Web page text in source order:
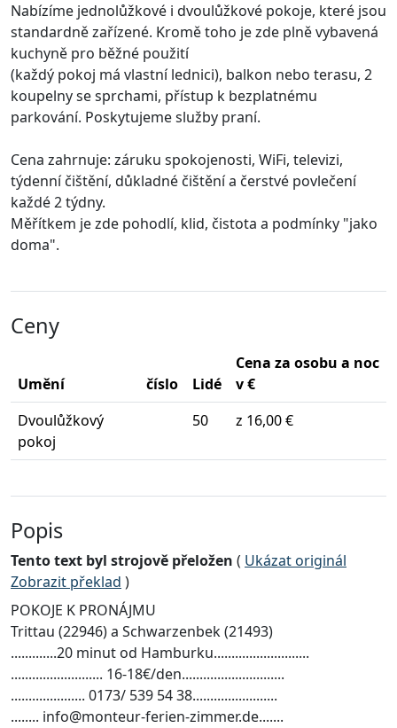
Nabízíme jednolůžkové i dvoulůžkové pokoje, které jsou
standardně zařízené. Kromě toho je zde plně vybavená
kuchyně pro běžné použití
(každý pokoj má vlastní lednici), balkon nebo terasu, 2
koupelny se sprchami, přístup k bezplatnému
parkování. Poskytujeme služby praní.
Cena zahrnuje: záruku spokojenosti, WiFi, televizi,
týdenní čištění, důkladné čištění a čerstvé povlečení
každé 2 týdny.
Měřítkem je zde pohodlí, klid, čistota a podmínky "jako
doma".
Ceny
Umění číslo Lidé
Cena za osobu a noc
v €
Dvoulůžkový
pokoj
50 z 16,00 €
Popis
Tento text byl strojově přeložen ( Ukázat originál
Zobrazit překlad )
POKOJE K PRONÁJMU
Trittau (22946) a Schwarzenbek (21493)
.............20 minut od Hamburku...........................
.......................... 16-18€/den.............................
..................... 0173/ 539 54 38........................
........ info@monteur-ferien-zimmer.de.......